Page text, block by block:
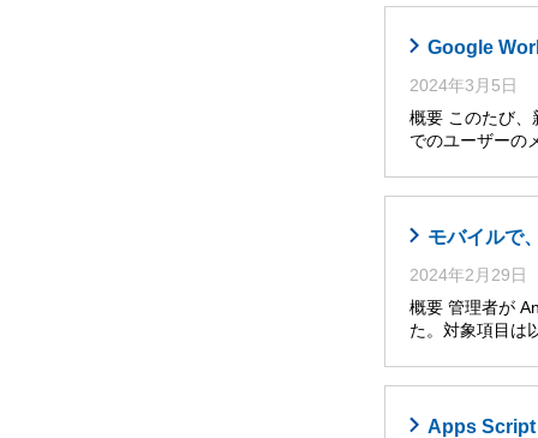
Google
2024年3月5日
概要 このたび、
でのユーザーの
モバイルで
2024年2月29日
概要 管理者が
た。対象項目は
Apps Script